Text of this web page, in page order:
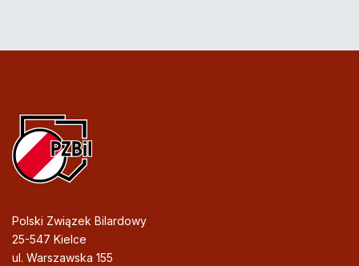
Polski Związek Bilardowy
25-547 Kielce
ul. Warszawska 155